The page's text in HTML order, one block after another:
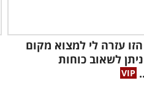
עזרה לי למצוא מקום
לשאוב כוחות